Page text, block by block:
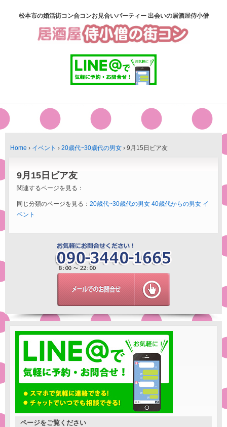
松本市の婚活街コン合コンお見合いパーティー 出会いの居酒屋侍小僧
Home › イベント › 20歳代~30歳代の男女 › 9月15日ビア友
9月15日ビア友
関連するページを見る：
同じ分類のページを見る： 20歳代~30歳代の男女 40歳代からの男女 イ
ベント
ページをご覧ください